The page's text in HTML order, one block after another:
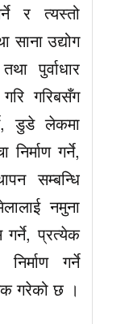
र त्यस्तो
उद्योग
पुर्वाधार
गरिबसँग
डुडे लेकमा
गर्ने,
सम्बन्धि
नमुना
गर्ने, प्रत्येक
गर्ने
गरेको छ ।